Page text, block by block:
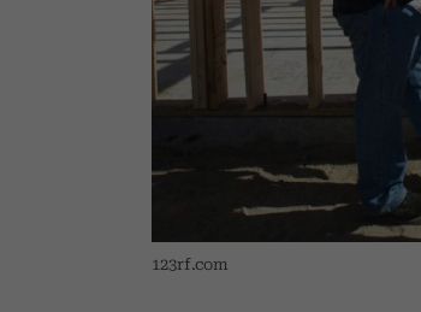
najbardziej
ubrania i marki
123rf.com